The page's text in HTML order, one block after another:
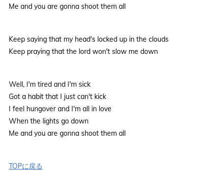
Me and you are gonna shoot them all
Keep saying that my head's locked up in the clouds
Keep praying that the lord won't slow me down
Well, I'm tired and I'm sick
Got a habit that I just can't kick
I feel hungover and I'm all in love
When the lights go down
Me and you are gonna shoot them all
TOPに戻る